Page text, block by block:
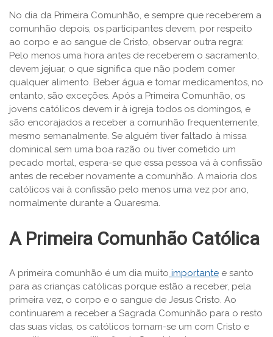
No dia da Primeira Comunhão, e sempre que receberem a
comunhão depois, os participantes devem, por respeito
ao corpo e ao sangue de Cristo, observar outra regra:
Pelo menos uma hora antes de receberem o sacramento,
devem jejuar, o que significa que não podem comer
qualquer alimento. Beber água e tomar medicamentos, no
entanto, são exceções. Após a Primeira Comunhão, os
jovens católicos devem ir à igreja todos os domingos, e
são encorajados a receber a comunhão frequentemente,
mesmo semanalmente. Se alguém tiver faltado à missa
dominical sem uma boa razão ou tiver cometido um
pecado mortal, espera-se que essa pessoa vá à confissão
antes de receber novamente a comunhão. A maioria dos
católicos vai à confissão pelo menos uma vez por ano,
normalmente durante a Quaresma.
A Primeira Comunhão Católica
A primeira comunhão é um dia muito importante e santo
para as crianças católicas porque estão a receber, pela
primeira vez, o corpo e o sangue de Jesus Cristo. Ao
continuarem a receber a Sagrada Comunhão para o resto
das suas vidas, os católicos tornam-se um com Cristo e